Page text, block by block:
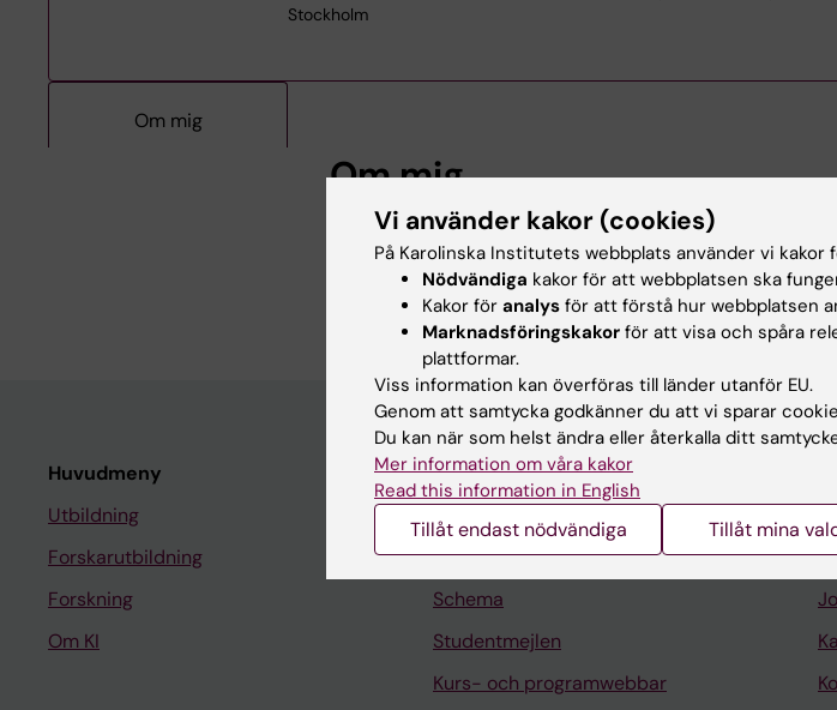
Stockholm
Om mig
Om mig
Jag arbetar med kvalitet, arkitektur och test på
dessutom skyddsombud för
Huvudmeny
Utbildning
Forskarutbildning
Forskning
Om KI
Student
Ladok
Canvas
Schema
Studentmejlen
Kurs- och programwebbar
Vi använder kakor (cookies)
På Karolinska Institutets webbplats använder vi kakor
Nödvändiga kakor för att webbplatsen ska
Kakor för analys för att förstå hur webbplatsen
Marknadsföringskakor för att visa och spåra
plattformar.
Viss information kan överföras till länder utanför EU.
Genom att samtycka godkänner du att vi sparar
Du kan när som helst ändra eller återkalla ditt
Mer information om våra kakor
Read this information in English
Tillåt endast nödvändiga Tillåt mina